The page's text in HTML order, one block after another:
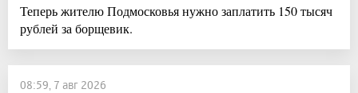
Теперь жителю Подмосковья нужно заплатить 150 тысяч
рублей за борщевик.
08:59, 7 авг 2026